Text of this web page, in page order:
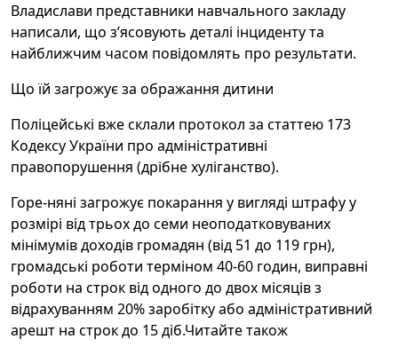
Владислави представники навчального закладу
написали, що з’ясовують деталі інциденту та
найближчим часом повідомлять про результати.
Що їй загрожує за ображання дитини
Поліцейські вже склали протокол за статтею 173
Кодексу України про адміністративні
правопорушення (дрібне хуліганство).
Горе-няні загрожує покарання у вигляді штрафу у
розмірі від трьох до семи неоподатковуваних
мінімумів доходів громадян (від 51 до 119 грн),
громадські роботи терміном 40-60 годин, виправні
роботи на строк від одного до двох місяців з
відрахуванням 20% заробітку або адміністративний
арешт на строк до 15 діб.Читайте також